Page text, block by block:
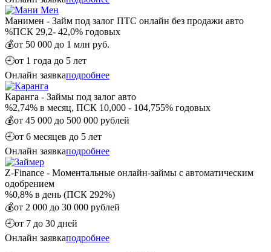
Манимен - Займ под залог ПТС онлайн без продажи авто
%ПСК 29,2- 42,0% годовых
💰от 50 000 до 1 млн руб.
🕘от 1 года до 5 лет
Онлайн заявкаподробнее
Каранга - Займы под залог авто
%2,74% в месяц, ПСК 10,000 - 104,755% годовых
💰от 45 000 до 500 000 рублей
🕘от 6 месяцев до 5 лет
Онлайн заявкаподробнее
Z-Finance - Моментальные онлайн-займы с автоматическим
одобрением
%0,8% в день (ПСК 292%)
💰от 2 000 до 30 000 рублей
🕘от 7 до 30 дней
Онлайн заявкаподробнее